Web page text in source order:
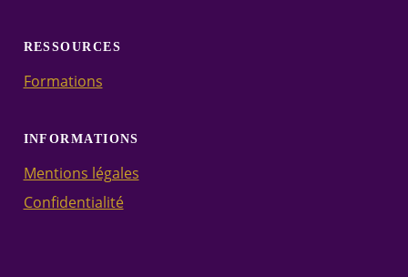
RESSOURCES
Formations
INFORMATIONS
Mentions légales
Confidentialité